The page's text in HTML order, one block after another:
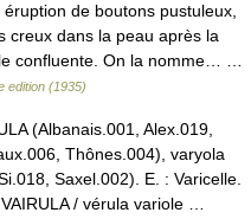
de boutons pustuleux,
creux dans la peau après la
confluente. On la nomme… …
edition (1935)
(Albanais.001, Alex.019,
Thônes.004), varyola
Saxel.002). E. : Varicelle.
/ vérula variole …